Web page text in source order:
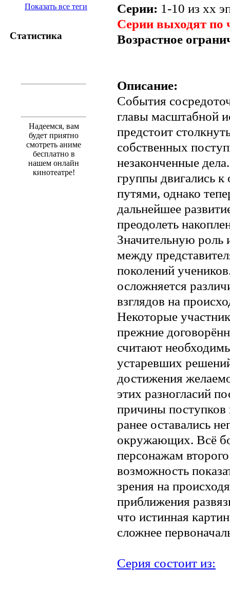
Показать все теги
Статистика
Надеемся, вам
будет приятно
смотреть аниме
бесплатно в
нашем онлайн
кинотеатре!
Серии: 1-10 из хх
Серии выходят по
Возрастное
Описание:
События
главы масштабной
предстоит
собственных
незаконченные
группы двигались
путями, однако
дальнейшее
преодолеть
Значительную
между
поколений
осложняется
взглядов на
Некоторые
прежние
считают
устаревших
достижения
этих разногласий
причины поступков
ранее оставались
окружающих. Всё
персонажам
возможность
зрения на
приближения
что истинная
сложнее
Серия состоит из: